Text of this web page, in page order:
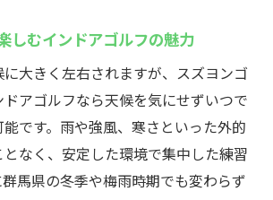
完備で手ぶら利用が可能な施設
けイベントや体験コースが充実
ゴルフゾンシミュレーターの魅力
ゴルフスクール導入の最新シミュ
技術
コース再現で臨場感あふれる練習
しむインドアゴルフの魅力
大きく左右されますが、スズヨンゴ
アゴルフなら天候を気にせずいつで
です。雨や強風、寒さといった外的
なく、安定した環境で集中した練習
馬県の冬季や梅雨時期でも変わらず